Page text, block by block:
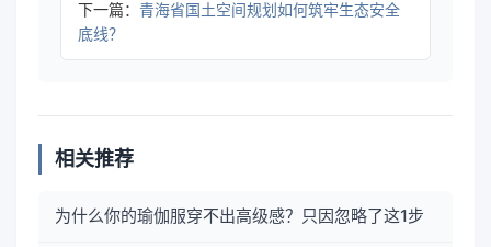
下一篇： 青海省国土空间规划如何筑牢生态安全
底线？
相关推荐
为什么你的瑜伽服穿不出高级感？只因忽略了这1步